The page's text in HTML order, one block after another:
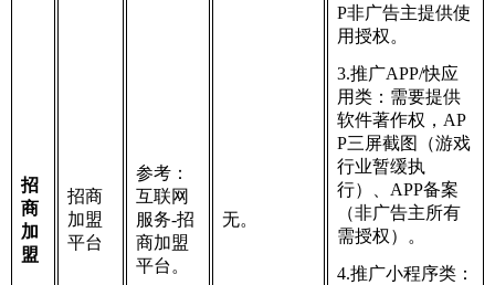
招
商
加
盟
招商
加盟
平台
参考：
互联网
服务-招
商加盟
平台。
无。
P非广告主提供使
用授权。
3.推广APP/快应
用类：需要提供
软件著作权，AP
P三屏截图（游戏
行业暂缓执
行）、APP备案
（非广告主所有
需授权）。
4.推广小程序类：